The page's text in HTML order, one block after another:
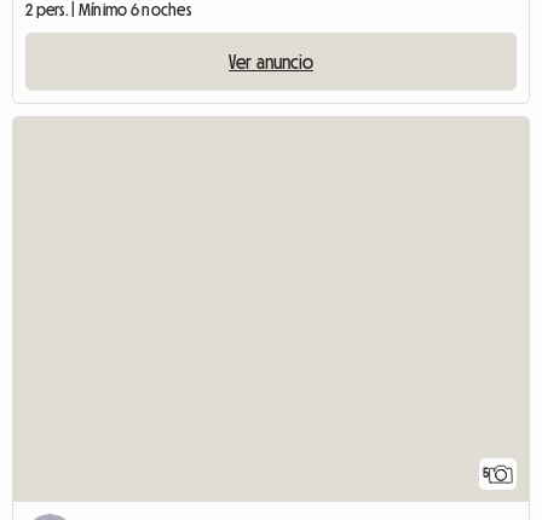
2 pers. | Mínimo 6 noches
Ver anuncio
5